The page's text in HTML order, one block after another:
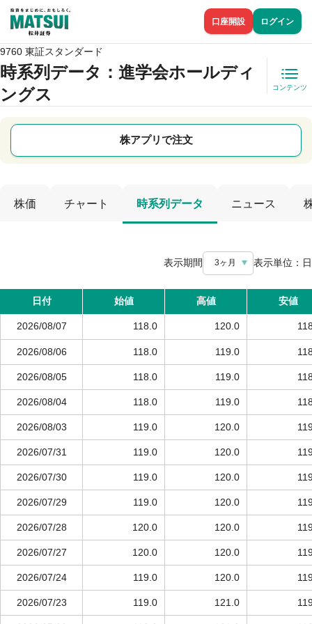
口座開設 ログイン
9760 東証スタンダード
時系列データ ：進学会ホールディ
ングス
コンテンツ
株アプリで注文
株価 チャート 時系列データ ニュース
表示期間 3ヶ月 表示単位： 日
日付 始値 高値 安値
2026/08/07 118.0 120.0
2026/08/06 118.0 119.0
2026/08/05 118.0 119.0
2026/08/04 118.0 119.0
2026/08/03 119.0 120.0
2026/07/31 119.0 120.0
2026/07/30 119.0 120.0
2026/07/29 119.0 120.0
2026/07/28 120.0 120.0
2026/07/27 120.0 120.0
2026/07/24 119.0 120.0
2026/07/23 119.0 121.0